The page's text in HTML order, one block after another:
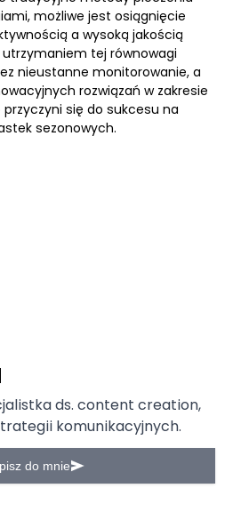
możliwe jest osiągnięcie
a wysoką jakością
tej równowagi
nieustanne monitorowanie, a
rozwiązań w zakresie
się do sukcesu na
sezonowych.
ds. content creation,
komunikacyjnych.
do mnie